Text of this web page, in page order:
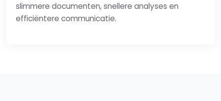
slimmere documenten, snellere analyses en
efficiëntere communicatie.